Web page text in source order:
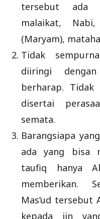
tersebut ada
malaikat,
(Maryam),
Tidak
diiringi
berharap.
disertai
semata.
Barangsiapa
ada yang bisa
taufiq hanya
memberikan.
Mas’ud tersebut
kepada jin